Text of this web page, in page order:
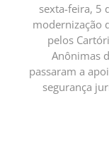
sexta-feira, 5
modernização
pelos
Anônimas
passaram a
segurança